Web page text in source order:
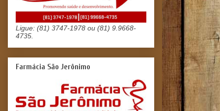
Ligue: (81) 3747-1978 ou (81) 9.9668-
4735.
Farmácia São Jerônimo